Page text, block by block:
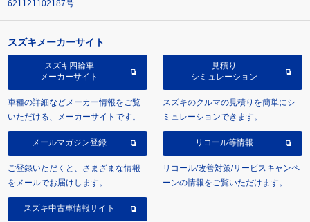
621121102187号
スズキメーカーサイト
スズキ四輪車
メーカーサイト
車種の詳細などメーカー情報をご覧
いただける、メーカーサイトです。
見積り
シミュレーション
スズキのクルマの見積りを簡単にシ
ミュレーションできます。
メールマガジン登録
ご登録いただくと、さまざまな情報
をメールでお届けします。
リコール等情報
リコール/改善対策/サービスキャンペ
ーンの情報をご覧いただけます。
スズキ中古車情報サイト